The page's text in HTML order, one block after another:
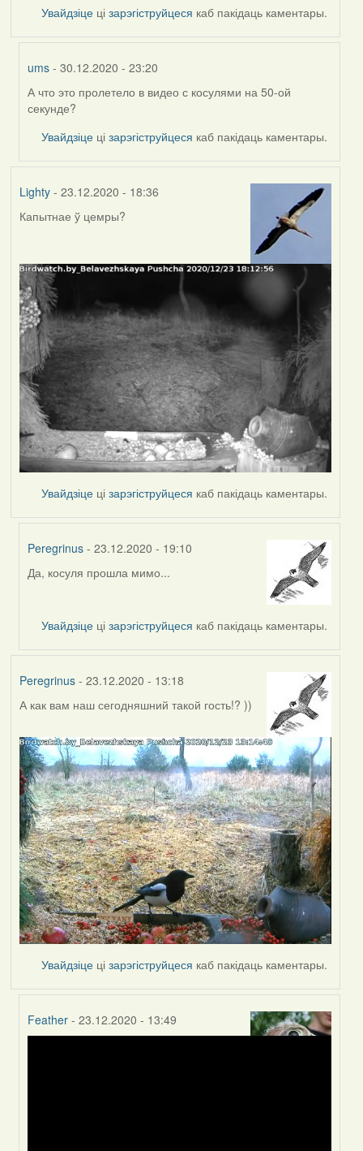
Увайдзіце цізарэгіструйцеся каб пакідаць каментары.
ums - 30.12.2020 - 23:20
In
reply
Feather
А что это пролетело в видео с косулями на 50-ой
секунде?
Увайдзіце цізарэгіструйцеся каб пакідаць каментары.
Lighty- 23.12.2020 - 18:36
Капытнае ў цемры?
Увайдзіце цізарэгіструйцеся каб пакідаць каментары.
Peregrinus - 23.12.2020 - 19:10
In
Да, косуля прошла мимо...
Увайдзіце цізарэгіструйцеся каб пакідаць каментары.
Peregrinus- 23.12.2020 - 13:18
А как вам наш сегодняшний такой гость!? ))
Увайдзіце цізарэгіструйцеся каб пакідаць каментары.
Feather - 23.12.2020 - 13:49